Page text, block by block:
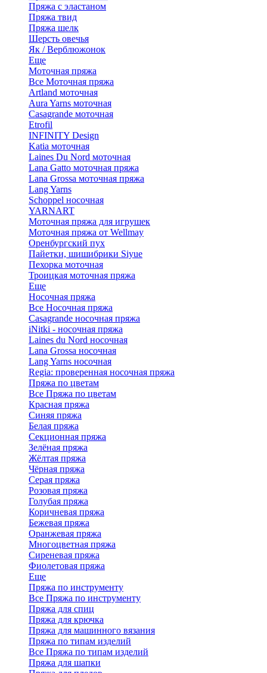
Пряжа с эластаном
Пряжа твид
Пряжа шелк
Шерсть овечья
Як / Верблюжонок
Еще
Моточная пряжа
Все Моточная пряжа
Artland моточная
Aura Yarns моточная
Casagrande моточная
Etrofil
INFINITY Design
Katia моточная
Laines Du Nord моточная
Lana Gatto моточная пряжа
Lana Grossa моточная пряжа
Lang Yarns
Schoppel носочная
YARNART
Моточная пряжа для игрушек
Моточная пряжа от Wellmay
Оренбургский пух
Пайетки, шишибрики Siyue
Пехорка моточная
Троицкая моточная пряжа
Еще
Носочная пряжа
Все Носочная пряжа
Casagrande носочная пряжа
iNitki - носочная пряжа
Laines du Nord носочная
Lana Grossa носочная
Lang Yarns носочная
Regia: проверенная носочная пряжа
Пряжа по цветам
Все Пряжа по цветам
Красная пряжа
Синяя пряжа
Белая пряжа
Секционная пряжа
Зелёная пряжа
Жёлтая пряжа
Чёрная пряжа
Серая пряжа
Розовая пряжа
Голубая пряжа
Коричневая пряжа
Бежевая пряжа
Оранжевая пряжа
Многоцветная пряжа
Сиреневая пряжа
Фиолетовая пряжа
Еще
Пряжа по инструменту
Все Пряжа по инструменту
Пряжа для спиц
Пряжа для крючка
Пряжа для машинного вязания
Пряжа по типам изделий
Все Пряжа по типам изделий
Пряжа для шапки